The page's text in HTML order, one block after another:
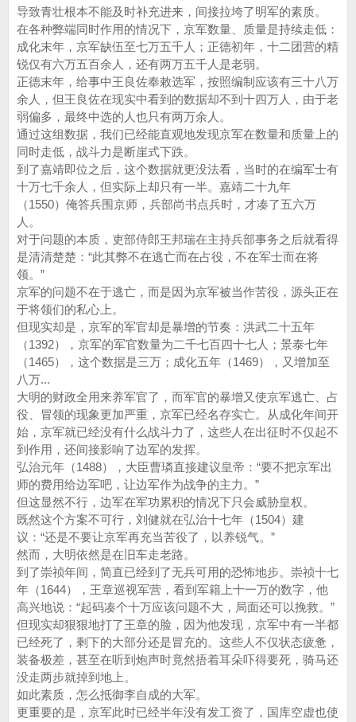
导致青壮根本不能及时补充进来，间接拉垮了明军的素质。
在各种弊端同时作用的情况下，京军数量、质量是持续走低：
成化末年，京军缺伍至七万五千人；正德初年，十二团营的精
锐仅有六万五百余人，还有两万五千人是老弱。
正德末年，给事中王良佐奉敕选军，按照编制应该有三十八万
余人，但王良佐在现实中看到的数据却不到十四万人，由于老
弱偏多，最终中选的人也只有两万余人。
通过这组数据，我们已经能直观地发现京军在数量和质量上的
同时走低，战斗力是断崖式下跌。
到了嘉靖即位之后，这个数据就更没法看，当时的在编军士有
十万七千余人，但实际上却只有一半。嘉靖二十九年
（1550）俺答兵围京师，兵部尚书点兵时，才凑了五六万
人。
对于问题的本质，吏部侍郎王邦瑞在主持兵部事务之后就看得
是清清楚楚：“此其弊不在逃亡而在占役，不在军士而在将
领。”
京军的问题不在于逃亡，而是因为京军被当作苦役，源头正在
于将领们的私心上。
但现实却是，京军的军官却是暴增的节奏：洪武二十五年
（1392），京军的军官数量为二千七百四十七人；景泰七年
（1465），这个数据是三万；成化五年（1469），又增加至
八万...
大明的财政全用来养军官了，而军官的暴增又使京军逃亡、占
役、冒领的现象更加严重，京军已经名存实亡。从成化年间开
始，京军就已经没有什么战斗力了，这些人在出征时不仅起不
到作用，还间接影响了边军的发挥。
弘治元年（1488），大臣曹璘直接建议皇帝：“要不把京军出
师的费用给边军吧，让边军作为战争的主力。”
但这显然不行，边军在军功累积的情况下只会威胁皇权。
既然这个方案不可行，刘健就在弘治十七年（1504）建
议：“还是不要让京军再充当苦役了，以养锐气。”
然而，大明依然是在旧车走老路。
到了崇祯年间，简直已经到了无兵可用的恐怖地步。崇祯十七
年（1644），王章巡视军营，看到军籍上十一万的数字，他
高兴地说：“起码凑个十万应该问题不大，局面还可以挽救。”
但现实却狠狠地打了王章的脸，因为他发现，京军中有一半都
已经死了，剩下的大部分还是冒充的。这些人不仅状态疲惫，
装备极差，甚至在听到炮声时竟然捂着耳朵吓得要死，骑马还
没走两步就掉到地上。
如此素质，怎么抵御李自成的大军。
更重要的是，京军此时已经半年没有发工资了，国库空虚也使